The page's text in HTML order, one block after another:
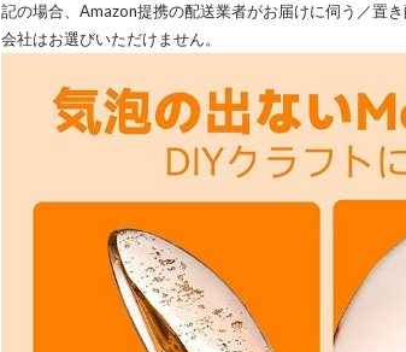
記の場合、Amazon提携の配送業者がお届けに伺う／置
会社はお選びいただけません。